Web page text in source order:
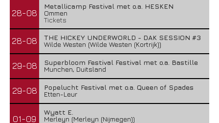
28-08
Metallicamp Festival met o.a. HESKEN
Ommen
Tickets
28-08
THE HICKEY UNDERWORLD - DAK SESSION #3
Wilde Westen (Wilde Westen (Kortrijk))
29-08
Superbloom Festival Festival met o.a. Bastille
Munchen, Duitsland
29-08
Popelucht Festival met o.a. Queen of Spades
Etten-Leur
01-09
Wyatt E.
Merleyn (Merleyn (Nijmegen))